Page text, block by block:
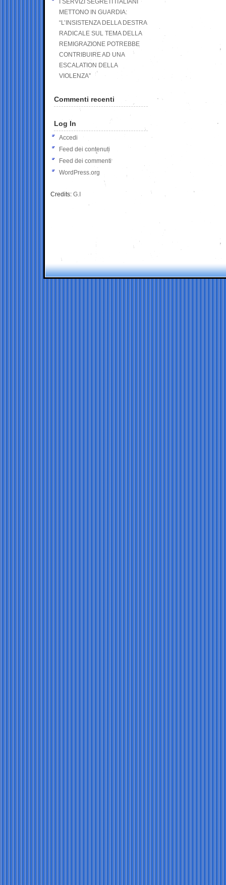
I SERVIZI SEGRETI ITALIANI
METTONO IN GUARDIA:
“L’INSISTENZA DELLA DESTRA
RADICALE SUL TEMA DELLA
REMIGRAZIONE POTREBBE
CONTRIBUIRE AD UNA
ESCALATION DELLA
VIOLENZA”
Commenti recenti
Log In
Accedi
Feed dei contenuti
Feed dei commenti
WordPress.org
Credits: G.I